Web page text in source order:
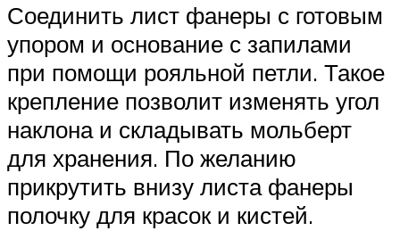
Соединить лист фанеры с готовым
упором и основание с запилами
при помощи рояльной петли. Такое
крепление позволит изменять угол
наклона и складывать мольберт
для хранения. По желанию
прикрутить внизу листа фанеры
полочку для красок и кистей.